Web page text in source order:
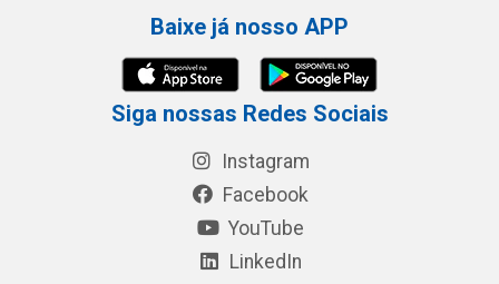
Baixe já nosso APP
Siga nossas Redes Sociais
Instagram
Facebook
YouTube
LinkedIn